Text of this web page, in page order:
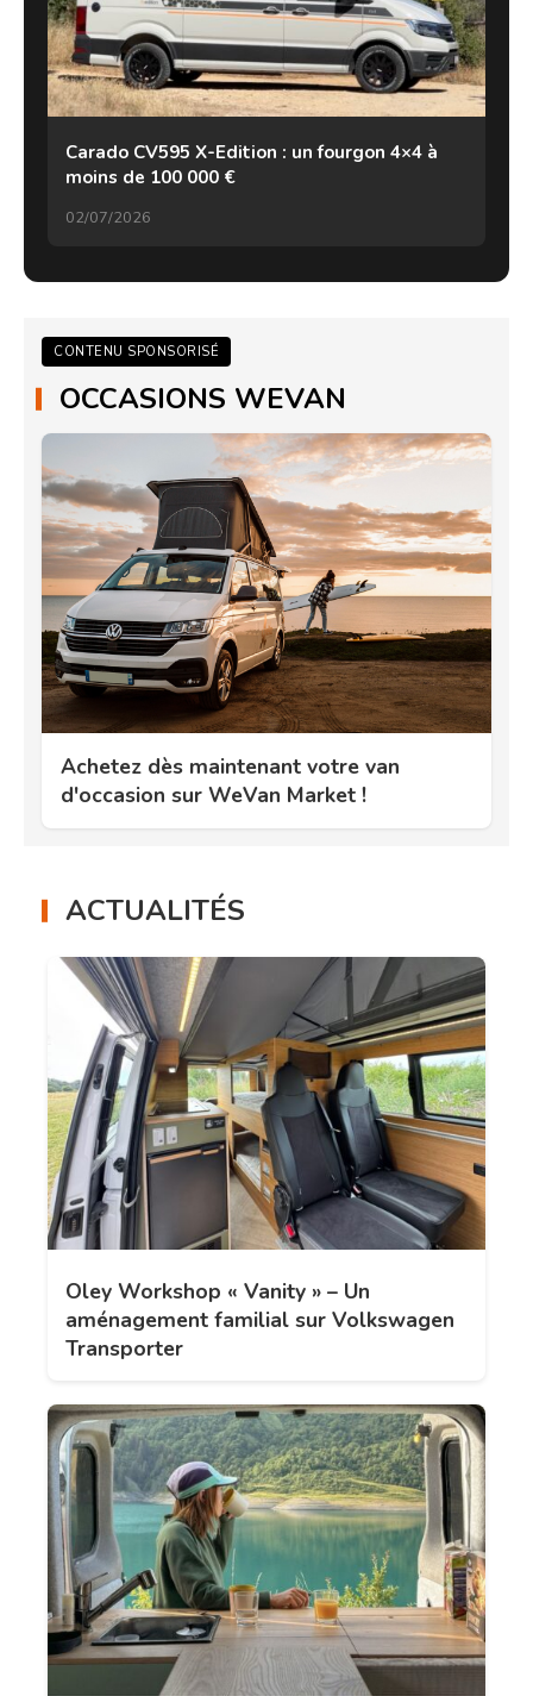
Carado CV595 X-Edition : un fourgon 4×4 à
moins de 100 000 €
02/07/2026
CONTENU SPONSORISÉ
OCCASIONS WEVAN
Achetez dès maintenant votre van
d'occasion sur WeVan Market !
ACTUALITÉS
Oley Workshop « Vanity » – Un
aménagement familial sur Volkswagen
Transporter